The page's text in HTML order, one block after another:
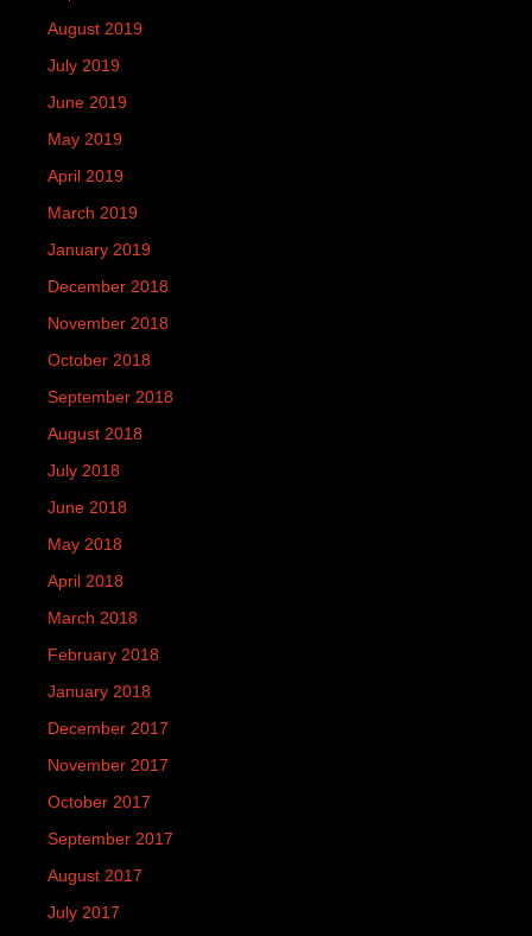
August 2019
July 2019
June 2019
May 2019
April 2019
March 2019
January 2019
December 2018
November 2018
October 2018
September 2018
August 2018
July 2018
June 2018
May 2018
April 2018
March 2018
February 2018
January 2018
December 2017
November 2017
October 2017
September 2017
August 2017
July 2017